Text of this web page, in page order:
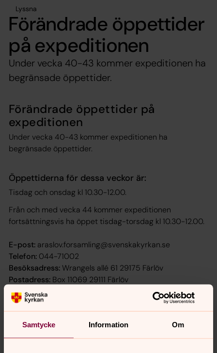
Samtycke Information Om
Lyssna
Förändrade öppettider
på expeditionen
Under vecka 40-43 kommer expeditionen ha
begränsade öppettider.
Förändrade öppettider på
expeditionen
Under vecka 40-43 kommer expeditionen ha
begränsade öppettider.
Öppettiderna för dessa veckor är:
Tisdag och onsdag kl 10.30-12.00.
Från och med vecka 44 kommer expeditionen
fortsättningsvis ha öppet tisdag-torsdag kl 10.30-12.00.
E-post: araslov.forsamling@svenskakyrkan.se
Telefon: 044-71002
Besöksadress:Wrangels allé 61 29175 Färlöv
Postadress: Box 11069 29111 Färlöv
Välkommen!